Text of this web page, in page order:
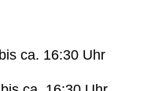
ca. 16:30 Uhr